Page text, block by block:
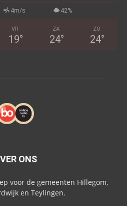
4m/s 42%
VR
19°
ZA
24°
ZO
24°
ONS
voor de gemeenten Hillegom,
en Teylingen.